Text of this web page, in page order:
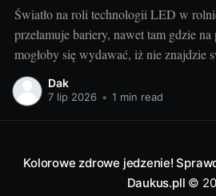
Światło na roli technologii LED w
przełamuje bariery, nawet tam gdzie
mogłoby się wydawać, iż nie znajdzie
z tych niespodziewanych obszarów jest
oświetlenie maszyn rolniczych, takich
Dak
7 lip 2026 • 1 min read
Kolorowe zdrowe jedzenie!
Daukus.pll ©